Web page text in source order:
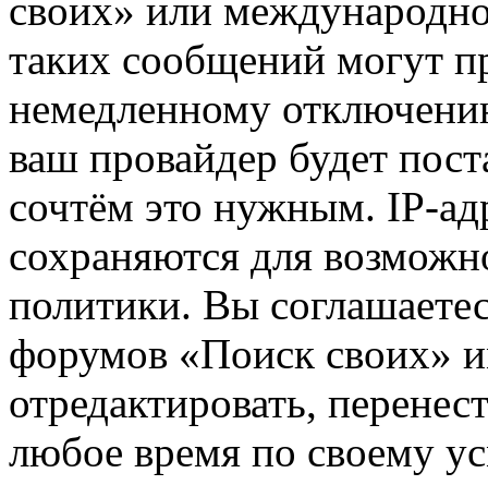
своих» или
таких сообщений могут
немедленному
ваш провайдер будет
сочтём это нужным. IP-
сохраняются для
политики. Вы
форумов «Поиск своих»
отредактировать,
любое время по своему